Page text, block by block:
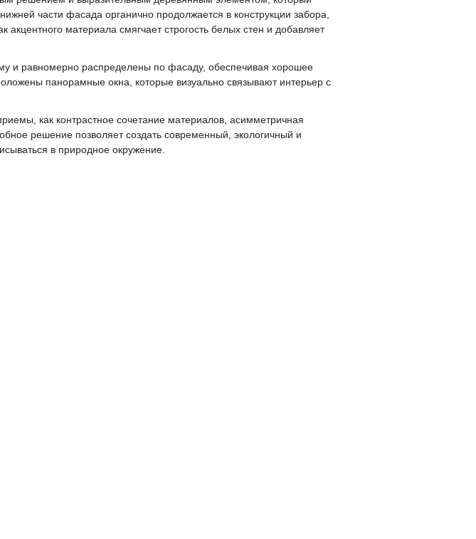
части фасада органично продолжается в конструкции забора,
материала смягчает строгость белых стен и добавляет
и равномерно распределены по фасаду, обеспечивая хорошее
панорамные окна, которые визуально связывают интерьер с
как контрастное сочетание материалов, асимметричная
решение позволяет создать современный, экологичный и
в природное окружение.